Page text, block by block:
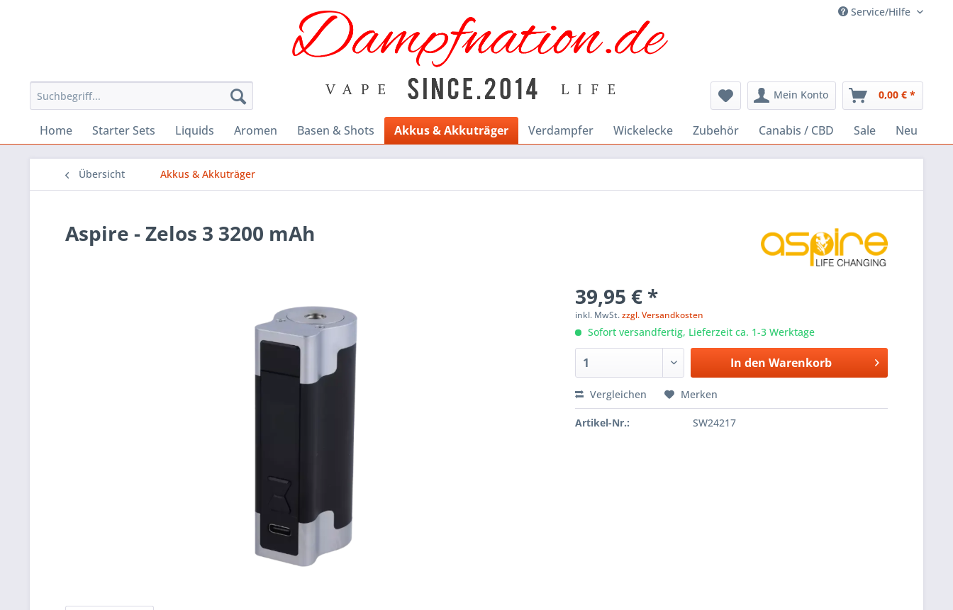
Service/Hilfe
Mein Konto 0,00 € *
Home Starter Sets Liquids Aromen Basen & Shots Akkus & Akkuträger Verdampfer Wickelecke Zubehör Canabis / CBD Sale Neu
Übersicht Akkus & Akkuträger
Aspire - Zelos 3 3200 mAh
39,95 € *
inkl. MwSt.zzgl. Versandkosten
Sofort versandfertig, Lieferzeit ca. 1-3 Werktage
In den Warenkorb
Vergleichen Merken
Artikel-Nr.: SW24217